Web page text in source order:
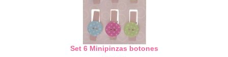
Set 6 Minipinzas botones